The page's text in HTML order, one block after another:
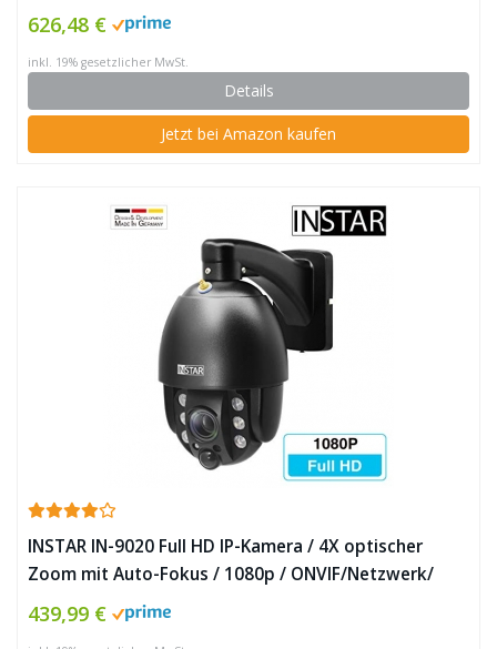
Bewegungserkennung / Nachtsicht / Weitwinkel /
steuerbar / Mikrofon / Lautsprecher / Baby Monitor ✪
626,48 €
inkl. 19% gesetzlicher MwSt.
Details
Jetzt bei Amazon kaufen
INSTAR IN-9020 Full HD IP-Kamera / 4X optischer
Zoom mit Auto-Fokus / 1080p / ONVIF/Netzwerk/
Überwachungskamera/Videokamera/Sicherheitskamera
439,99 €